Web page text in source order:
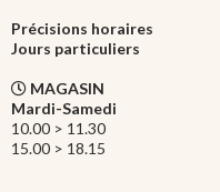
Précisions horaires
Jours particuliers
MAGASIN
Mardi-Samedi
10.00 > 11.30
15.00 > 18.15